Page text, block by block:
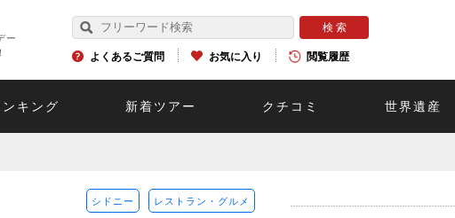
ー
よくあるご質問 お気に入り 閲覧履歴
ンキング 新着ツアー クチコミ 世界遺産
シドニー レストラン・グルメ